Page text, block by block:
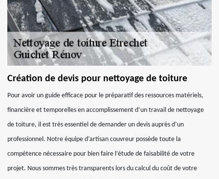
Création de devis pour nettoyage de toiture
Pour avoir un guide efficace pour le préparatif des ressources matériels,
financière et temporelles en accomplissement d’un travail de nettoyage
de toiture, il est très essentiel de demander un devis auprès d’un
professionnel. Notre équipe d’artisan couvreur possède toute la
compétence nécessaire pour bien faire l’étude de faisabilité de votre
projet. Nous sommes très transparents lors du calcul du coût de votre